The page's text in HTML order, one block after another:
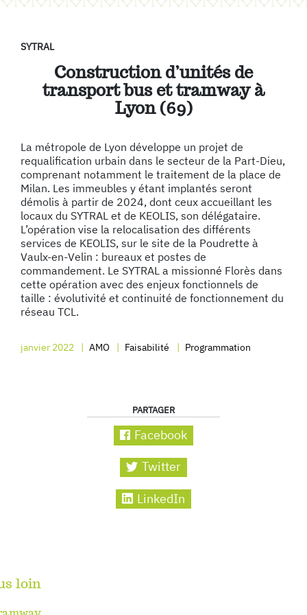
SYTRAL
Construction d’unités de
transport bus et tramway à
Lyon (69)
La métropole de Lyon développe un projet de
requalification urbain dans le secteur de la Part-Dieu,
comprenant notamment le traitement de la place de
Milan. Les immeubles y étant implantés seront
démolis à partir de 2024, dont ceux accueillant les
locaux du SYTRAL et de KEOLIS, son délégataire.
L’opération vise la relocalisation des différents
services de KEOLIS, sur le site de la Poudrette à
Vaulx-en-Velin : bureaux et postes de
commandement. Le SYTRAL a missionné Florès dans
cette opération avec des enjeux fonctionnels de
taille : évolutivité et continuité de fonctionnement du
réseau TCL.
janvier 2022 AMO Faisabilité Programmation
PARTAGER
Facebook
Twitter
LinkedIn
loin